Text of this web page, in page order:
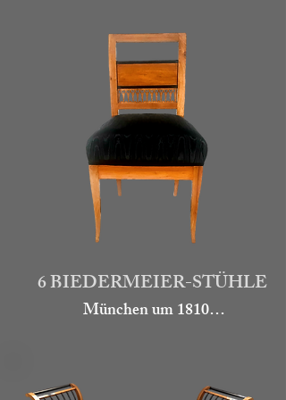
6 BIEDERMEIER-STÜHLE
München um 1810